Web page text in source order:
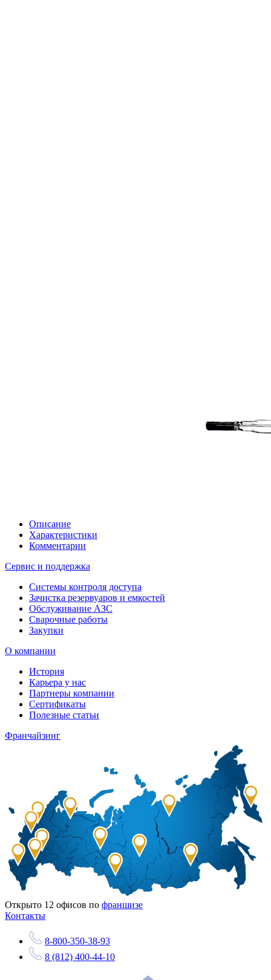
Описание
Характеристики
Комментарии
Сервис и поддержка
Системы контроля доступа
Зачистка резервуаров и емкостей
Обслуживание АЗС
Сварочные работы
Закупки
О компании
История
Карьера у нас
Партнеры компании
Сертификаты
Полезные статьи
Франчайзинг
Открыто 12 офисов по франшизе
Контакты
8-800-350-38-93
8 (812) 400-44-10